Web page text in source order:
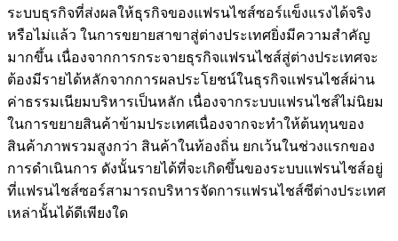
ระบบธุรกิจที่ส่งผลให้ธุรกิจของแฟรนไชส์ซอร์แข็งแรงได้จริง
หรือไม่แล้ว ในการขยายสาขาสู่ต่างประเทศยิ่งมีความสำคัญ
มากขึ้น เนื่องจากการกระจายธุรกิจแฟรนไชส์สู่ต่างประเทศจะ
ต้องมีรายได้หลักจากการผลประโยชน์ในธุรกิจแฟรนไชส์ผ่าน
ค่าธรรมเนียมบริหารเป็นหลัก เนื่องจากระบบแฟรนไชส์ไม่นิยม
ในการขยายสินค้าข้ามประเทศเนื่องจากจะทำให้ต้นทุนของ
สินค้าภาพรวมสูงกว่า สินค้าในท้องถิ่น ยกเว้นในช่วงแรกของ
การดำเนินการ ดังนั้นรายได้ที่จะเกิดขึ้นของระบบแฟรนไชส์อยู่
ที่แฟรนไชส์ซอร์สามารถบริหารจัดการแฟรนไชส์ซีต่างประเทศ
เหล่านั้นได้ดีเพียงใด